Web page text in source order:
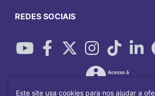
REDES SOCIAIS
Este site usa cookies para nos ajudar a